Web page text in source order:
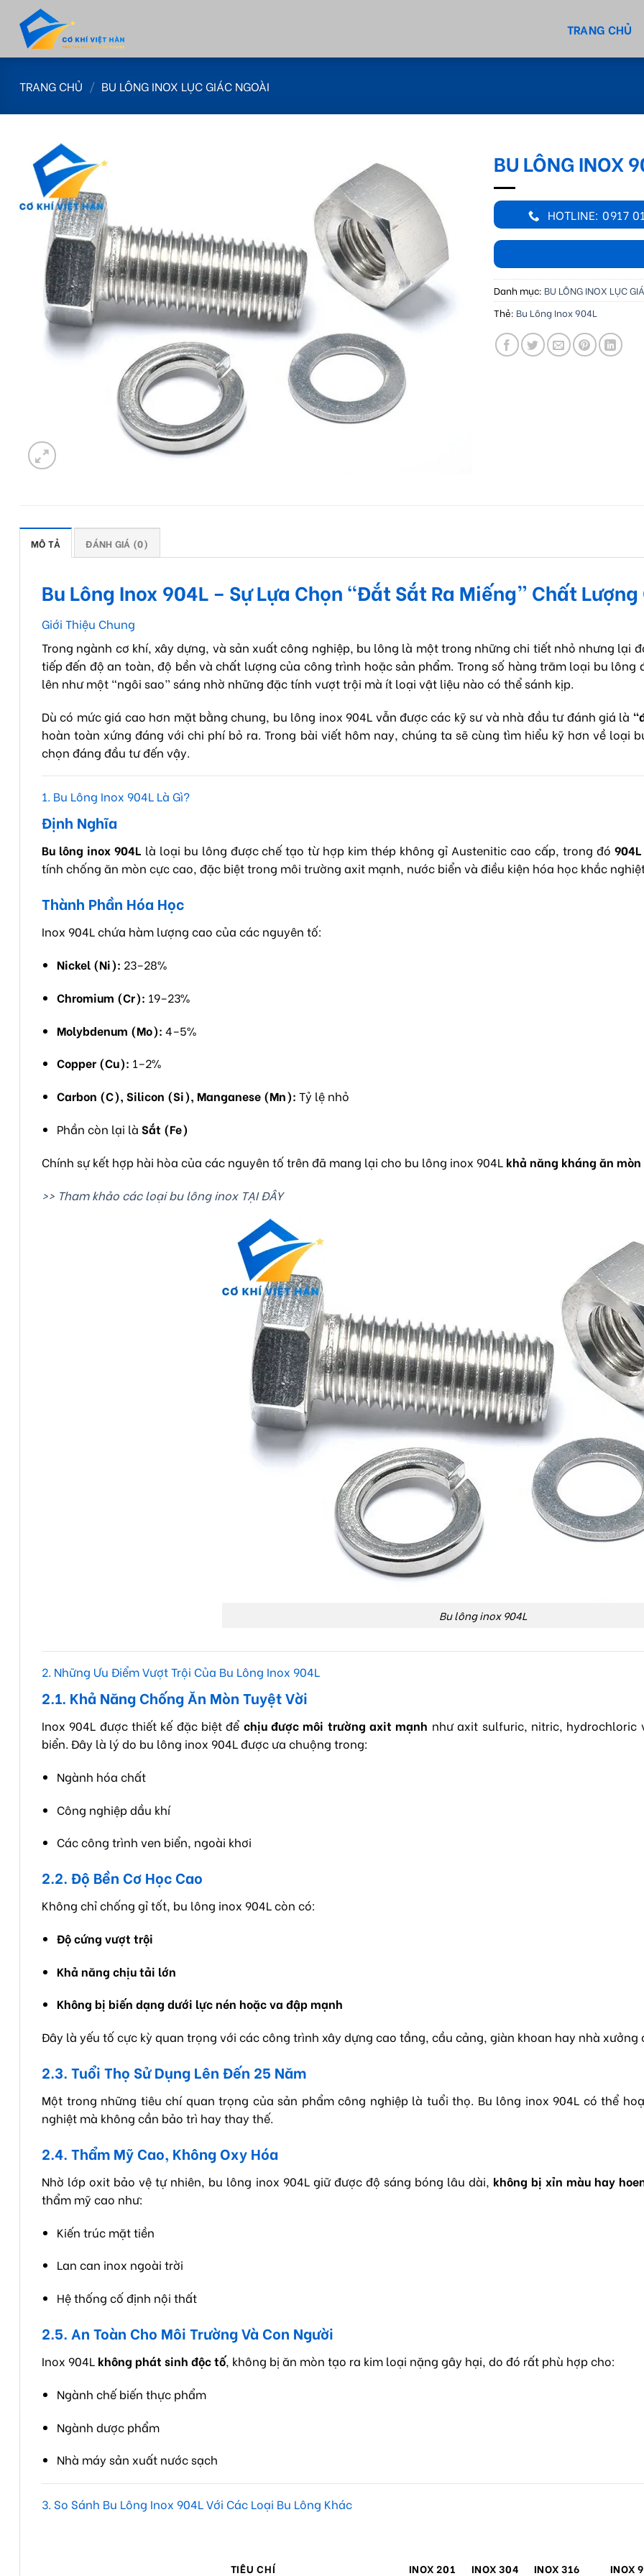
content
TRANG CHỦ
TRANG CHỦ / BU LÔNG INOX LỤC GIÁC NGOÀI
BU LÔNG INOX
HOTLINE: 0917
Danh mục: BU LÔNG INOX LỤC
Thẻ: Bu Lông Inox 904L
MÔ TẢ ĐÁNH GIÁ (0)
Bu Lông Inox 904L – Sự Lựa Chọn “Đắt Sắt Ra Miếng” Chất Lượng
Giới Thiệu Chung
Trong ngành cơ khí, xây dựng, và sản xuất công nghiệp, bu lông là một trong những chi tiết nhỏ nhưng lại
tiếp đến độ an toàn, độ bền và chất lượng của công trình hoặc sản phẩm. Trong số hàng trăm loại bu
lên như một “ngôi sao” sáng nhờ những đặc tính vượt trội mà ít loại vật liệu nào có thể sánh kịp.
Dù có mức giá cao hơn mặt bằng chung, bu lông inox 904L vẫn được các kỹ sư và nhà đầu tư đánh giá là
hoàn toàn xứng đáng với chi phí bỏ ra. Trong bài viết hôm nay, chúng ta sẽ cùng tìm hiểu kỹ hơn về loại
chọn đáng đầu tư đến vậy.
1. Bu Lông Inox 904L Là Gì?
Định Nghĩa
Bu lông inox 904L là loại bu lông được chế tạo từ hợp kim thép không gỉ Austenitic cao cấp, trong đó 904L
tính chống ăn mòn cực cao, đặc biệt trong môi trường axit mạnh, nước biển và điều kiện hóa học khắc
Thành Phần Hóa Học
Inox 904L chứa hàm lượng cao của các nguyên tố:
Nickel (Ni): 23–28%
Chromium (Cr): 19–23%
Molybdenum (Mo): 4–5%
Copper (Cu): 1–2%
Carbon (C), Silicon (Si), Manganese (Mn): Tỷ lệ nhỏ
Phần còn lại là Sắt (Fe)
Chính sự kết hợp hài hòa của các nguyên tố trên đã mang lại cho bu lông inox 904L khả năng kháng ăn
>> Tham khảo các loại bu lông inox TẠI ĐÂY
Bu lông inox 904L
2. Những Ưu Điểm Vượt Trội Của Bu Lông Inox 904L
2.1. Khả Năng Chống Ăn Mòn Tuyệt Vời
Inox 904L được thiết kế đặc biệt để chịu được môi trường axit mạnh như axit sulfuric, nitric,
biển. Đây là lý do bu lông inox 904L được ưa chuộng trong:
Ngành hóa chất
Công nghiệp dầu khí
Các công trình ven biển, ngoài khơi
2.2. Độ Bền Cơ Học Cao
Không chỉ chống gỉ tốt, bu lông inox 904L còn có:
Độ cứng vượt trội
Khả năng chịu tải lớn
Không bị biến dạng dưới lực nén hoặc va đập mạnh
Đây là yếu tố cực kỳ quan trọng với các công trình xây dựng cao tầng, cầu cảng, giàn khoan hay nhà xưởng
2.3. Tuổi Thọ Sử Dụng Lên Đến 25 Năm
Một trong những tiêu chí quan trọng của sản phẩm công nghiệp là tuổi thọ. Bu lông inox 904L có thể
nghiệt mà không cần bảo trì hay thay thế.
2.4. Thẩm Mỹ Cao, Không Oxy Hóa
Nhờ lớp oxit bảo vệ tự nhiên, bu lông inox 904L giữ được độ sáng bóng lâu dài, không bị xỉn màu hay
thẩm mỹ cao như:
Kiến trúc mặt tiền
Lan can inox ngoài trời
Hệ thống cố định nội thất
2.5. An Toàn Cho Môi Trường Và Con Người
Inox 904L không phát sinh độc tố, không bị ăn mòn tạo ra kim loại nặng gây hại, do đó rất phù hợp cho:
Ngành chế biến thực phẩm
Ngành dược phẩm
Nhà máy sản xuất nước sạch
3. So Sánh Bu Lông Inox 904L Với Các Loại Bu Lông Khác
TIÊU CHÍ INOX 201 INOX 304 INOX 316 INOX